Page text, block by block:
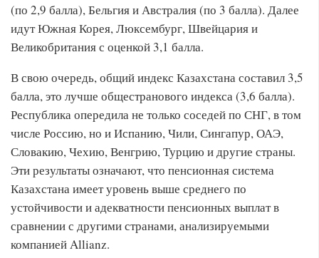
(по 2,9 балла), Бельгия и Австралия (по 3 балла). Далее
идут Южная Корея, Люксембург, Швейцария и
Великобритания с оценкой 3,1 балла.
В свою очередь, общий индекс Казахстана составил 3,5
балла, это лучше общестранового индекса (3,6 балла).
Республика опередила не только соседей по СНГ, в том
числе Россию, но и Испанию, Чили, Сингапур, ОАЭ,
Словакию, Чехию, Венгрию, Турцию и другие страны.
Эти результаты означают, что пенсионная система
Казахстана имеет уровень выше среднего по
устойчивости и адекватности пенсионных выплат в
сравнении с другими странами, анализируемыми
компанией Allianz.